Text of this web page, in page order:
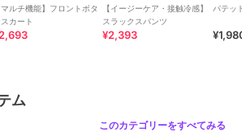
傘・レイングッズ
マルチ機能】フロントボタ
カート
【イージーケア・接触冷感】
スラックスパンツ
¥2,393
パテッ
ム
このカテゴリーをすべてみる